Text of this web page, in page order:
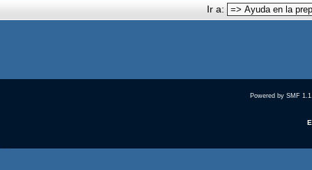
Ir a:
Powered by SMF